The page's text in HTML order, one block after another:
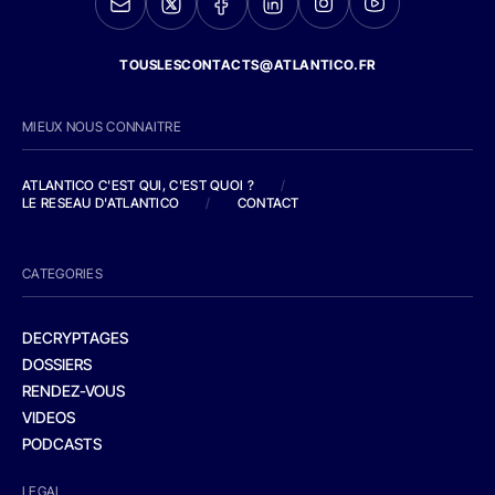
TOUSLESCONTACTS@ATLANTICO.FR
MIEUX NOUS CONNAITRE
ATLANTICO C'EST QUI, C'EST QUOI ?
/
LE RESEAU D'ATLANTICO
/ CONTACT
CATEGORIES
DECRYPTAGES
DOSSIERS
RENDEZ-VOUS
VIDEOS
PODCASTS
LEGAL